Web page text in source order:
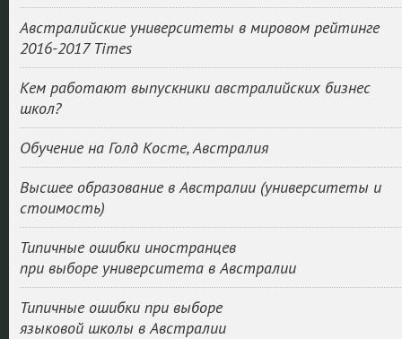
Австралийские университеты в мировом рейтинге
2016-2017 Times
Кем работают выпускники австралийских бизнес
школ?
Обучение на Голд Косте, Австралия
Высшее образование в Австралии (университеты и
стоимость)
Типичные ошибки иностранцев
при выборе университета в Австралии
Типичные ошибки при выборе
языковой школы в Австралии